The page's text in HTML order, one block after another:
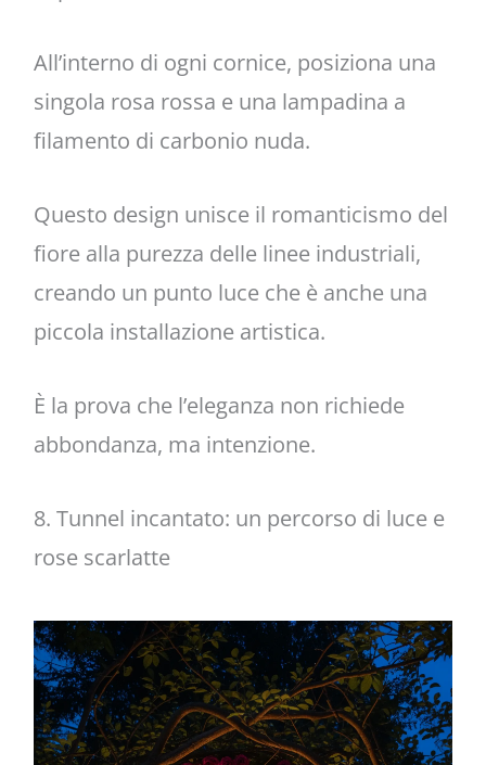
All’interno di ogni cornice, posiziona una
singola rosa rossa e una lampadina a
filamento di carbonio nuda.
Questo design unisce il romanticismo del
fiore alla purezza delle linee industriali,
creando un punto luce che è anche una
piccola installazione artistica.
È la prova che l’eleganza non richiede
abbondanza, ma intenzione.
8. Tunnel incantato: un percorso di luce e
rose scarlatte